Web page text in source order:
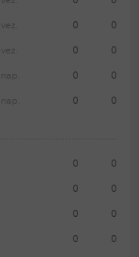
vez. 0 0
vez. 0 0
nap. 0 0
nap. 0 0
0 0
0 0
0 0
0 0